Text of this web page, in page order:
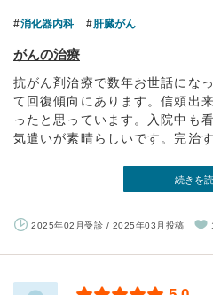
消化器内科 肝臓がん
がんの治療
抗がん剤治療で数年お世話にな
て回復傾向にあります。信頼出
ったと思っています。入院中も
気遣いが素晴らしいです。完治
続きを
2025年02月受診 / 2025年03月投稿